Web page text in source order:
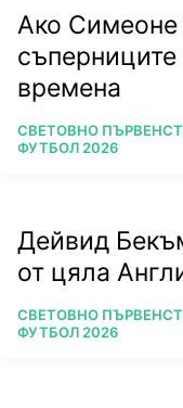
Ако
съперниците
времена
ПОВЕЧЕ ОТ
СВЕТОВНО
ФУТБОЛ 2026
Дейвид
от цяла
ПОВЕЧЕ ОТ
СВЕТОВНО
ФУТБОЛ 2026